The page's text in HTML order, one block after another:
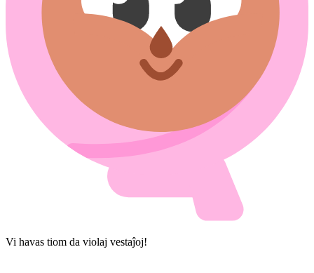
Vi havas tiom da violaj vestaĵoj!